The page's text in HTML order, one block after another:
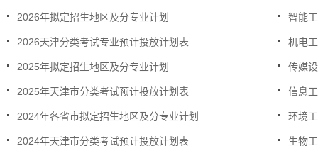
2026年拟定招生地区及分专业计划
2026天津分类考试专业预计投放计划表
2025年拟定招生地区及分专业计划
2025年天津市分类考试预计投放计划表
2024年各省市拟定招生地区及分专业计划
2024年天津市分类考试预计投放计划表
智能
机电
传媒
信息
环境
生物